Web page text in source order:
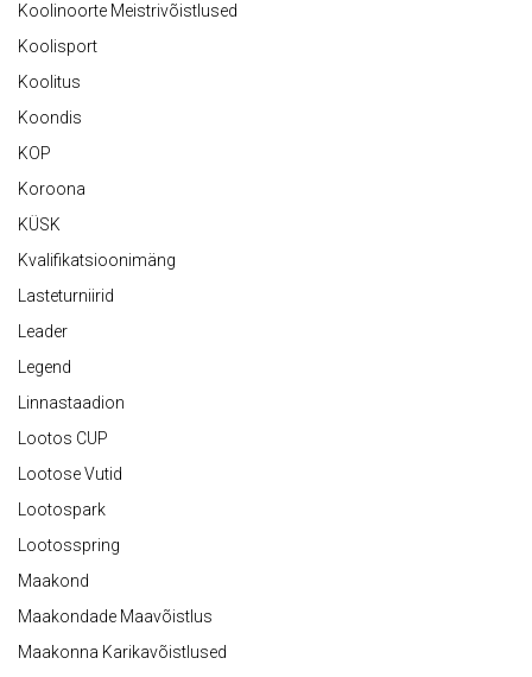
Koolinoorte Meistrivõistlused
Koolisport
Koolitus
Koondis
KOP
Koroona
KÜSK
Kvalifikatsioonimäng
Lasteturniirid
Leader
Legend
Linnastaadion
Lootos CUP
Lootose Vutid
Lootospark
Lootosspring
Maakond
Maakondade Maavõistlus
Maakonna Karikavõistlused